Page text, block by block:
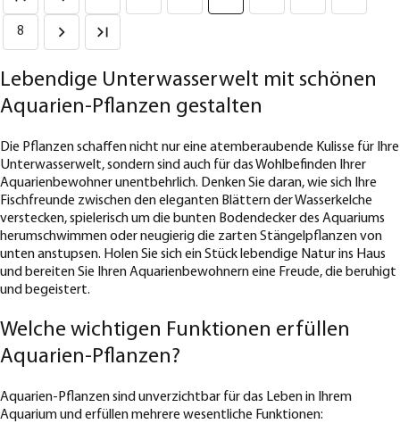
8
Lebendige Unterwasserwelt mit schönen
Aquarien-Pflanzen gestalten
Die Pflanzen schaffen nicht nur eine atemberaubende Kulisse für Ihre
Unterwasserwelt, sondern sind auch für das Wohlbefinden Ihrer
Aquarienbewohner unentbehrlich. Denken Sie daran, wie sich Ihre
Fischfreunde zwischen den eleganten Blättern der Wasserkelche
verstecken, spielerisch um die bunten Bodendecker des Aquariums
herumschwimmen oder neugierig die zarten Stängelpflanzen von
unten anstupsen. Holen Sie sich ein Stück lebendige Natur ins Haus
und bereiten Sie Ihren Aquarienbewohnern eine Freude, die beruhigt
und begeistert.
Welche wichtigen Funktionen erfüllen
Aquarien-Pflanzen?
Aquarien-Pflanzen sind unverzichtbar für das Leben in Ihrem
Aquarium und erfüllen mehrere wesentliche Funktionen: